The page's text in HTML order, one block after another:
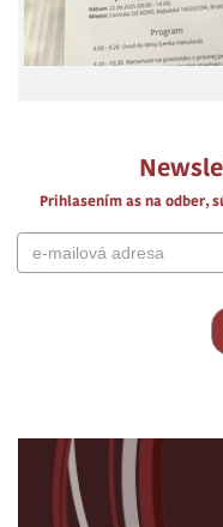
Prihlasením as na odber,